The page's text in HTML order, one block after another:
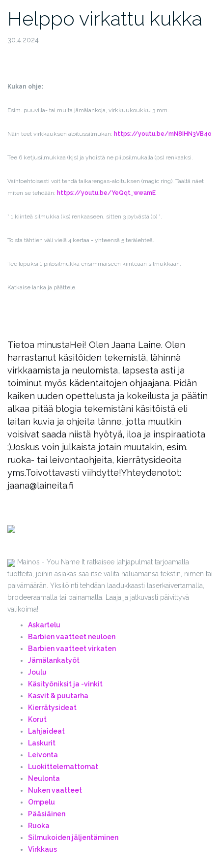
Helppo virkattu kukka
30.4.2024
Kukan ohje:
Esim. puuvilla- tai muita jämälankoja, virkkuukoukku 3 mm.
Näin teet virkkauksen aloitussilmukan: https://youtu.be/mN8IHN3VB4o
Tee 6 ketjusilmukkaa (kjs) ja yhdistä ne piilosilmukalla (ps) renkaaksi.
Vaihtoehtoisesti voit tehdä taikarengas-aloituksen (magic ring). Täältä näet
miten se tehdään: https://youtu.be/YeQqt_wwamE
* 1 kiinteä silmukka (ks) renkaaseen, sitten 3 pylvästä (p) *.
Toista tähtien väli vielä 4 kertaa = yhteensä 5 terälehteä.
Tee lopuksi 1 piilosilmukka ensimmäiseen kiinteään silmukkaan.
Katkaise lanka ja päättele.
Tietoa minustaHei! Olen Jaana Laine. Olen
harrastanut käsitöiden tekemistä, lähinnä
virkkaamista ja neulomista, lapsesta asti ja
toiminut myös kädentaitojen ohjaajana. Pidän
kaiken uuden opettelusta ja kokeilusta ja päätin
alkaa pitää blogia tekemistäni käsitöistä eli
laitan kuvia ja ohjeita tänne, jotta muutkin
voisivat saada niistä hyötyä, iloa ja inspiraatiota
:)Joskus voin julkaista jotain muutakin, esim.
ruoka- tai leivontaohjeita, kierrätysideoita
yms.Toivottavasti viihdytte!Yhteydenotot:
jaana@laineita.fi
Mainos - You Name It ratkaisee lahjapulmat tarjoamalla
tuotteita, joihin asiakas saa itse valita haluamansa tekstin, nimen tai
päivämäärän. Yksilöinti tehdään laadukkaasti laserkaivertamalla,
brodeeraamalla tai painamalla. Laaja ja jatkuvasti päivittyvä
valikoima!
Askartelu
Barbien vaatteet neuloen
Barbien vaatteet virkaten
Jämälankatyöt
Joulu
Käsityöniksit ja -vinkit
Kasvit & puutarha
Kierrätysideat
Korut
Lahjaideat
Laskurit
Leivonta
Luokittelemattomat
Neulonta
Nuken vaatteet
Ompelu
Pääsiäinen
Ruoka
Silmukoiden jäljentäminen
Virkkaus